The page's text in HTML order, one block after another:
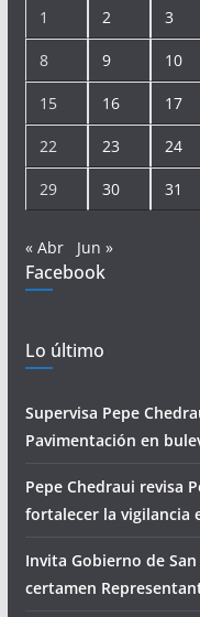
1 2 3
8 9 10
15 16 17
22 23 24
29 30 31
« Abr Jun »
Facebook
Lo último
Supervisa Pepe
Pavimentación en
Pepe Chedraui revisa
fortalecer la vigilancia
Invita Gobierno de
certamen